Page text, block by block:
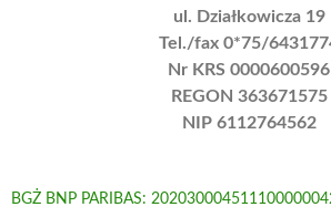
ul. Działkowicza 19
Tel./fax 0*75/
Nr KRS 0000600596
REGON 363671575
NIP 6112764562
BGŻ BNP PARIBAS: